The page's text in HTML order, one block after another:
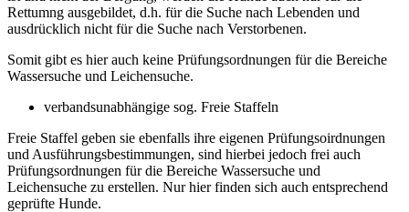
Rettumng ausgebildet, d.h. für die Suche nach Lebenden und
ausdrücklich nicht für die Suche nach Verstorbenen.
Somit gibt es hier auch keine Prüfungsordnungen für die Bereiche
Wassersuche und Leichensuche.
verbandsunabhängige sog. Freie Staffeln
Freie Staffel geben sie ebenfalls ihre eigenen Prüfungsoirdnungen
und Ausführungsbestimmungen, sind hierbei jedoch frei auch
Prüfungsordnungen für die Bereiche Wassersuche und
Leichensuche zu erstellen. Nur hier finden sich auch entsprechend
geprüfte Hunde.